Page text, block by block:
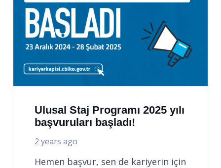
Ulusal Staj Programı 2025 yılı
başvuruları başladı!
2 years ago
Hemen başvur, sen de kariyerin için